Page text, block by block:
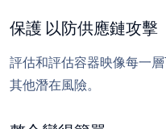
保護 以防供應鏈攻擊
評估和評估容器映像每一
其他潛在風險。